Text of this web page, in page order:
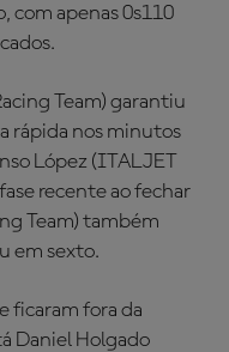
com apenas 0s110
Team) garantiu
rápida nos minutos
López (ITALJET
recente ao fechar
Team) também
em sexto.
ficaram fora da
Daniel Holgado